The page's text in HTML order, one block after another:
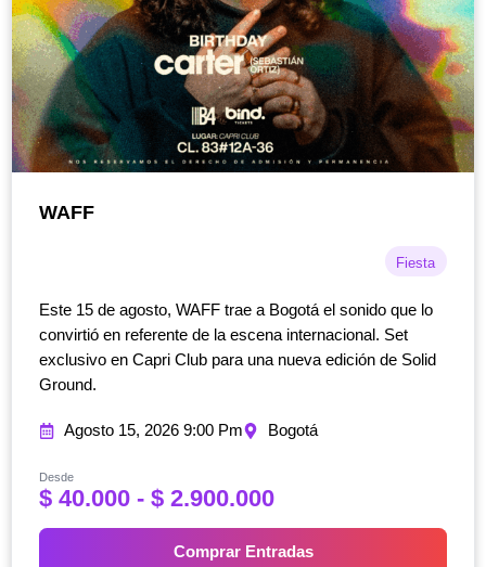
WAFF
Fiesta
Este 15 de agosto, WAFF trae a Bogotá el sonido que lo
convirtió en referente de la escena internacional. Set
exclusivo en Capri Club para una nueva edición de Solid
Ground.
Agosto 15, 2026 9:00 Pm Bogotá
Desde
$40.000 - $2.900.000R
n
Comprar Entradas